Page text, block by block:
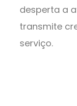
desperta a
transmite
serviço.